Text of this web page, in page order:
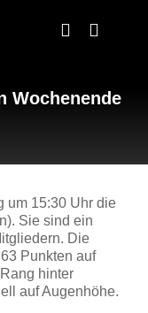
Wochenende
um 15:30 Uhr die
Sie sind ein
Die
Punkten auf
hinter
auf Augenhöhe.